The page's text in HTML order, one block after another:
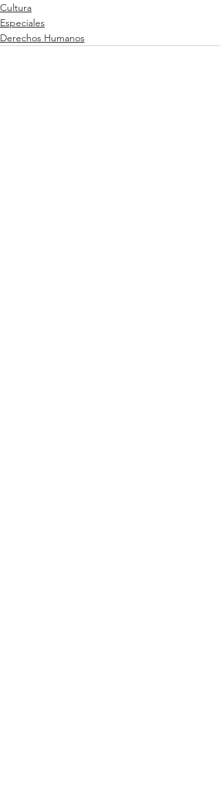
Cultura
Especiales
Derechos Humanos